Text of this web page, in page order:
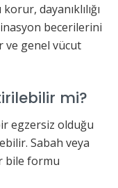
dayanıklılığı
becerilerini
ve genel vücut
mi?
egzersiz olduğu
Sabah veya
bile formu